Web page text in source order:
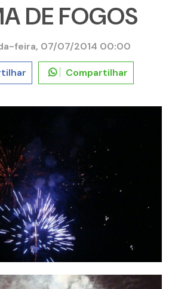
DE FOGOS
feira, 07/07/2014 00:00
Compartilhar